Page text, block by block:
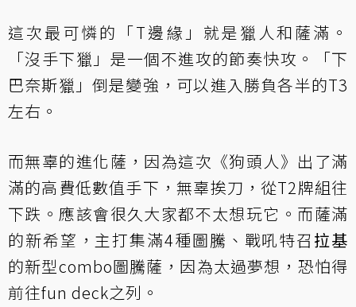
這次最可憐的「T邊緣」就是獵人和薩滿。
「沒手下獵」是一個不進攻的節奏快攻。「下
巴奈斯獵」倒是變強，可以進入勝負各半的T3
左右。
而無辜的進化薩，因為這次《狗頭人》出了滿
滿的高費低數值手下，無辜挨刀，從T2牌組往
下跌。應該會很久大家都不太想玩它。而薩滿
的新希望，主打集滿4種圖騰、戰吼特召拉基
的新型combo圖騰薩，因為太過夢想，恐怕得
前往fun deck之列。